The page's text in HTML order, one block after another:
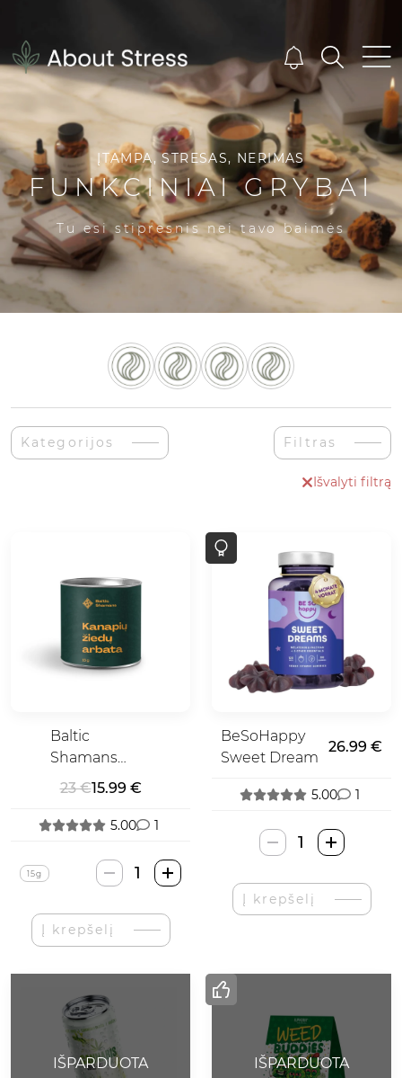
ĮTAMPA, STRESAS, NERIMAS
FUNKCINIAI GRYBAI
Tu esi stipresnis nei tavo baimės
Kategorijos Filtras
Išvalyti filtrą
Baltic
Shamans
Kanapių
23 €15.99 €
5.00 1
15g
produkto
kiekis:
Baltic
Shamans
Žiedų
Į krepšelį
BeSoHappy
Sweet Dream
26.99 €
5.00 1
produkto
kiekis:
BeSoHappy
Sweet
Į krepšelį
IŠPARDUOTA IŠPARDUOTA